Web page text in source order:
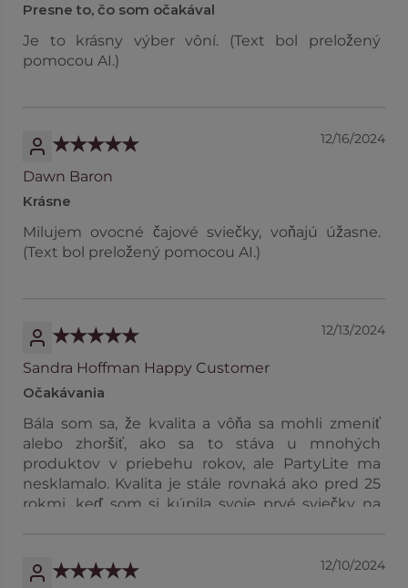
Presne to, čo som očakával
Je to krásny výber vôní. (Text bol preložený
pomocou AI.)
12/16/2024
Dawn Baron
Krásne
Milujem ovocné čajové sviečky, voňajú úžasne.
(Text bol preložený pomocou AI.)
12/13/2024
Sandra Hoffman Happy Customer
Očakávania
Bála som sa, že kvalita a vôňa sa mohli zmeniť
alebo zhoršiť, ako sa to stáva u mnohých
produktov v priebehu rokov, ale PartyLite ma
nesklamalo. Kvalita je stále rovnaká ako pred 25
rokmi, keď som si kúpila svoje prvé sviečky na
12/10/2024